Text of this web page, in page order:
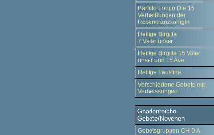
Bartolo Longo Die 15
Verheißungen der
Rosenkranzkönigin
Heilige Birgitta
7 Vater unser
Heilige Birgitta 15 Vater
unser und 15 Ave
Heilige Faustina
Verschiedene Gebete mit
Verheissungen
Gnadenreiche
Gebete/Novenen
Gebetsgruppen CH D A